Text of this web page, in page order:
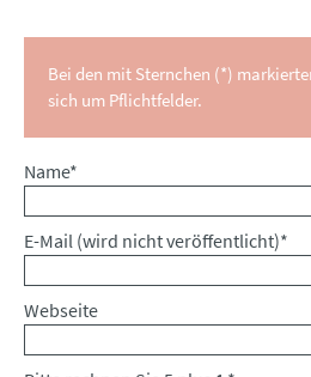
Bei den mit Sternchen (*)
sich um Pflichtfelder.
Pflichtfeld
Name*
Pflichtfeld
E-Mail (wird nicht veröffentlicht)*
Webseite